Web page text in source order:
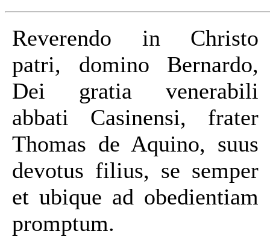
Reverendo in Christo
patri, domino Bernardo,
Dei gratia venerabili
abbati Casinensi, frater
Thomas de Aquino, suus
devotus filius, se semper
et ubique ad obedientiam
promptum.